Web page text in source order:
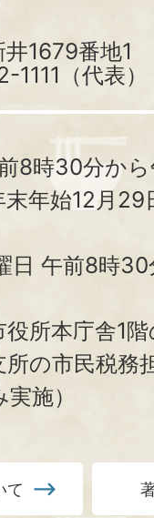
1679番地1
（代表）
8時30分か
年始12月
日 午前8時
所本庁舎1
所の市民税務
施）
て